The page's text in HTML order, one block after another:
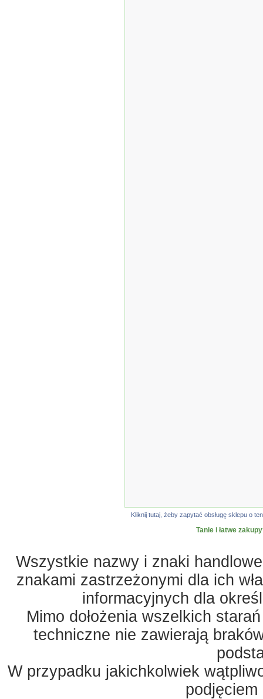
Kliknij tutaj, żeby zapytać obsługę sklepu o
Tanie i łatwe
Wszystkie nazwy i znaki
znakami zastrzeżonymi dla ich
informacyjnych dla
Mimo dołożenia wszelkich
techniczne nie zawierają
W przypadku jakichkolwiek